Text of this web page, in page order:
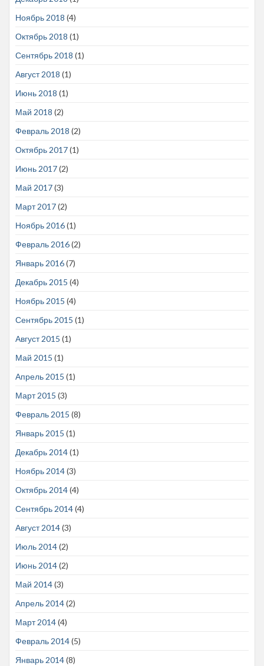
Ноябрь 2018 (4)
Октябрь 2018 (1)
Сентябрь 2018 (1)
Август 2018 (1)
Июнь 2018 (1)
Май 2018 (2)
Февраль 2018 (2)
Октябрь 2017(1)
Июнь 2017(2)
Май 2017(3)
Март 2017(2)
Ноябрь 2016(1)
Февраль 2016(2)
Январь 2016(7)
Декабрь 2015 (4)
Ноябрь 2015 (4)
Сентябрь 2015 (1)
Август 2015 (1)
Май 2015 (1)
Апрель 2015 (1)
Март 2015 (3)
Февраль 2015 (8)
Январь 2015 (1)
Декабрь 2014(1)
Ноябрь 2014(3)
Октябрь 2014(4)
Сентябрь 2014(4)
Август 2014(3)
Июль 2014(2)
Июнь 2014(2)
Май 2014(3)
Апрель 2014(2)
Март 2014(4)
Февраль 2014(5)
Январь 2014(8)